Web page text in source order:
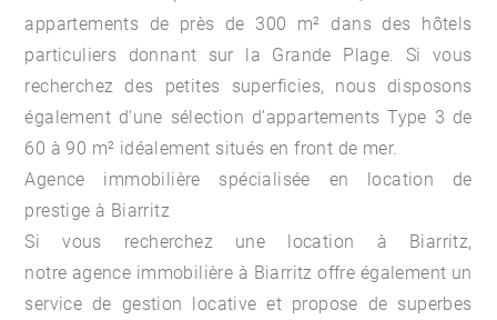
appartements de près de 300 m² dans des hôtels
particuliers donnant sur la Grande Plage. Si vous
recherchez des petites superficies, nous disposons
également d’une sélection d’appartements Type 3 de
60 à 90 m² idéalement situés en front de mer.
Agence immobilière spécialisée en location de
prestige à Biarritz
Si vous recherchez une
location à Biarritz,
notre agence immobilière à Biarritz offre également un
service de gestion locative et propose de superbes